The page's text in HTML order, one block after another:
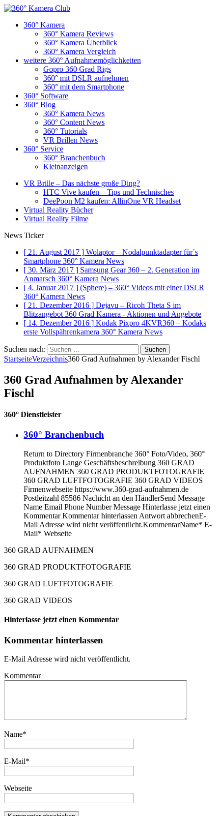
360° Kamera
360° Kamera Reviews
360° Kamera Überblick
360° Kamera Vergleich
weitere 360° Aufnahmemöglichkeiten
Gopro 360 Grad Rigs
360° mit DSLR aufnehmen
360° mit dem Smartphone
360° Software
360° Blog
360° Kamera News
360° Content News
360° Tutorials
VR Brillen News
360° Service
360° Branchenbuch
Kleinanzeigen
VR Brille – Das nächste große Ding?
HTC Vive kaufen – Tips und Technisches
DeePoon M2 kaufen: AllinOne VR Headset
Virtual Reality Bücher
Virtual Reality Filme
News Ticker
[ 21. August 2017 ] Wolaptor – Nodalpunktadapter für´s
Smartphone 360° Kamera News
[ 30. März 2017 ] Samsung Gear 360 – 2. Generation im
Anmarsch 360° Kamera News
[ 4. Januar 2017 ] (Sphere) – 360° Videos mit einer DSLR
360° Kamera News
[ 21. Dezember 2016 ] Dejavu – Ricoh Theta S im
Blitzangebot 360 Grad Kamera - Aktionen und Angebote
[ 14. Dezember 2016 ] Kodak Pixpro 4KVR360 – Kodaks
erste Vollspährenkamera 360° Kamera News
Suchen nach:
StartseiteVerzeichnis360 Grad Aufnahmen by Alexander Fischl
360 Grad Aufnahmen by Alexander
Fischl
360° Dienstleister
360° Branchenbuch
Return to Directory Firmenbranche 360° Foto/Video, 360°
Produktfoto Lange Geschäftsbeschreibung 360 GRAD
AUFNAHMEN 360 GRAD PRODUKTFOTOGRAFIE
360 GRAD LUFTFOTOGRAFIE 360 GRAD VIDEOS
Firmenwebseite https://www.360-grad-aufnahmen.de
Postleitzahl 85586 Nachicht an den HändlerSend Message
Name Email Phone Number Message Hinterlasse jetzt einen
Kommentar Kommentar hinterlassen Antwort abbrechenE-
Mail Adresse wird nicht veröffentlicht.KommentarName* E-
Mail* Webseite
360 GRAD AUFNAHMEN
360 GRAD PRODUKTFOTOGRAFIE
360 GRAD LUFTFOTOGRAFIE
360 GRAD VIDEOS
Hinterlasse jetzt einen Kommentar
Kommentar hinterlassen
E-Mail Adresse wird nicht veröffentlicht.
Kommentar
Name*
E-Mail*
Webseite